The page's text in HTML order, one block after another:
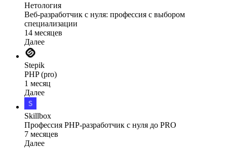
Нетология
Веб-разработчик с нуля: профессия с выбором
специализации
14 месяцев
Далее
Stepik
PHP (pro)
1 месяц
Далее
Skillbox
Профессия PHP-разработчик с нуля до PRO
7 месяцев
Далее